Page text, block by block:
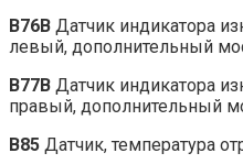
B76B Датчик индикатора
левый, дополнительный
B77B Датчик индикатора
правый, дополнительный
B85 Датчик, температура